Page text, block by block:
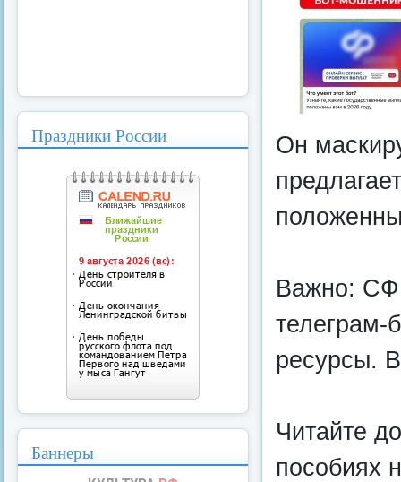
Он
Важно:
телеграм-
ресурсы.
Читайте
пособиях
Праздники России
Баннеры